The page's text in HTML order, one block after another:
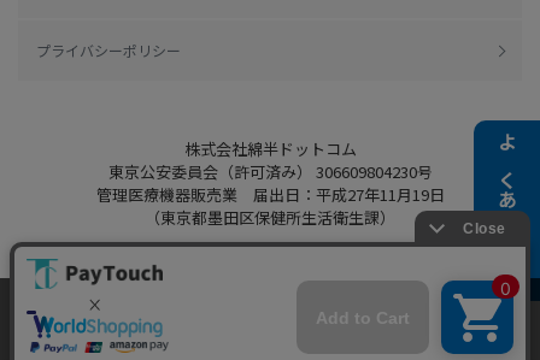
よくある質問
プライバシーポリシー
株式会社綿半ドットコム
東京公安委員会（許可済み） 306609804230号
管理医療機器販売業 届出日：平成27年11月19日
（東京都墨田区保健所生活衛生課）
Copyright 2022
当ウェブサイトでは、お客様により良いサービス
をご提供するため、クッキーを利用しています。